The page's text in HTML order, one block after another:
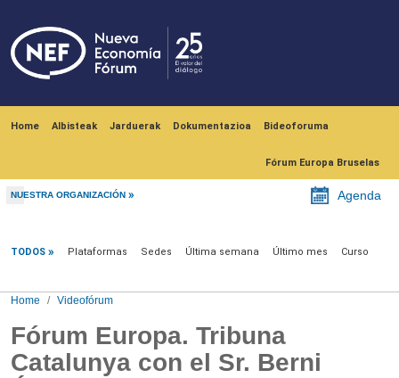
Home Albisteak Jarduerak Dokumentazioa Bideoforuma
Fórum Europa Bruselas
NUESTRA ORGANIZACIÓN Agenda
TODOS Plataformas Sedes Última semana Último mes Curso
Home Videofórum
Fórum Europa. Tribuna
Catalunya con el Sr. Berni